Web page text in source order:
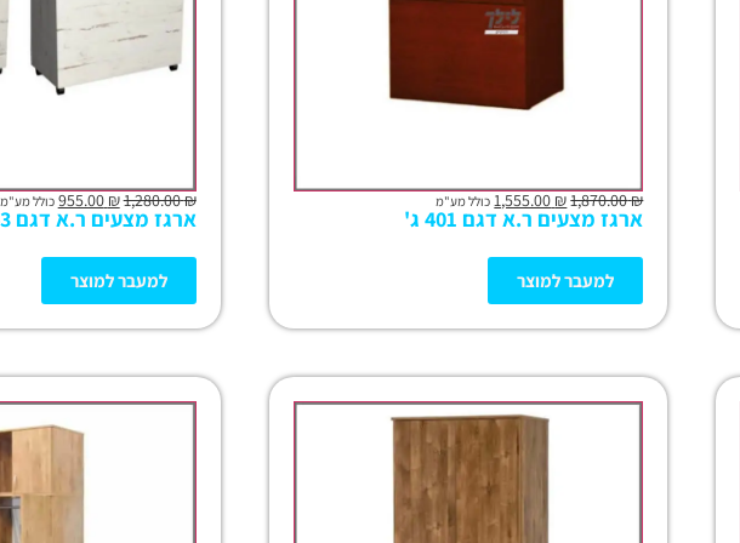
₪
1,870.00
₪ כולל מע"מ
ארגז מצעים ר.א דגם 401 ג'
למעבר למוצר
₪
1,280.00
₪
955.00 כולל מע"מ
ארגז מצעים ר.א דגם 453
למעבר למוצר